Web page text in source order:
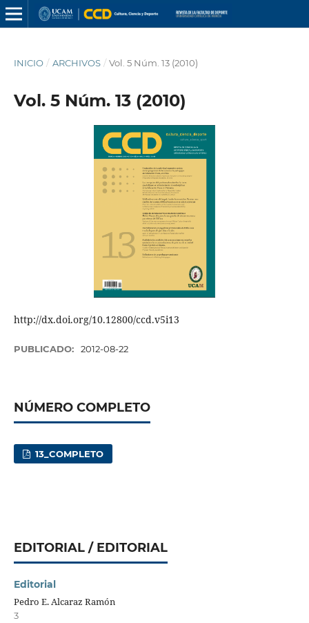
INICIO / ARCHIVOS / Vol. 5 Núm. 13 (2010)
Vol. 5 Núm. 13 (2010)
http://dx.doi.org/10.12800/ccd.v5i13
PUBLICADO: 2012-08-22
NÚMERO COMPLETO
13_COMPLETO
EDITORIAL / EDITORIAL
Editorial
Pedro E. Alcaraz Ramón
3